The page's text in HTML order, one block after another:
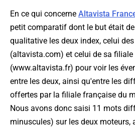
En ce qui concerne Altavista
petit comparatif dont le but était
qualitative les deux index, celui
(altavista.com) et celui de sa
(www.altavista.fr) pour voir les
entre les deux, ainsi qu'entre les
offertes par la filiale française du
Nous avons donc saisi 11 mots
minuscules) sur les deux moteurs,